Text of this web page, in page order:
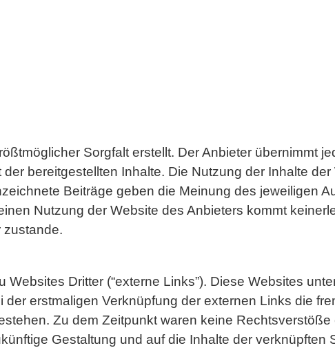
Sorgfalt erstellt. Der Anbieter übernimmt
bereitgestellten Inhalte. Die Nutzung der Inhalte
Beiträge geben die Meinung des jeweiligen
Nutzung der Website des Anbieters kommt
zustande.
Dritter (“externe Links”). Diese Websites
der erstmaligen Verknüpfung der externen Links die
Zu dem Zeitpunkt waren keine
Gestaltung und auf die Inhalte der verknüpften